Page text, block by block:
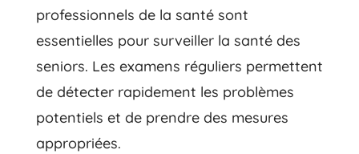
professionnels de la santé sont
essentielles pour surveiller la santé des
seniors. Les examens réguliers permettent
de détecter rapidement les problèmes
potentiels et de prendre des mesures
appropriées.